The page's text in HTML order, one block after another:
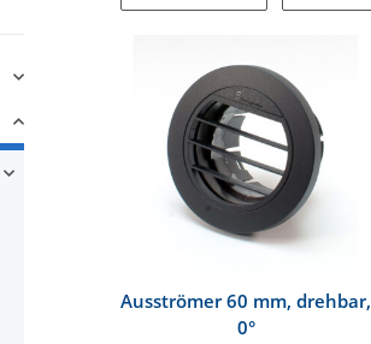
Ausströmer 60 mm, drehbar,
0°